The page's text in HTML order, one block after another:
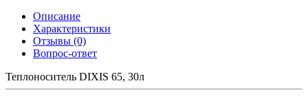
Описание
Характеристики
Отзывы (0)
Вопрос-ответ
Теплоноситель DIXIS 65, 30л